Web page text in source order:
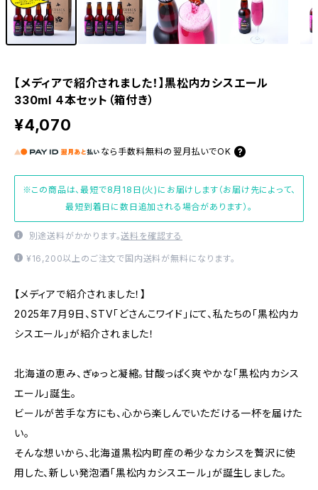
【メディアで紹介されました！】黒松内カシスエール
330ml ４本セット（箱付き）
¥4,070
なら 手数料無料の 翌月払いでOK
※この商品は、最短で8月18日(火)にお届けします（お届け先によって、
最短到着日に数日追加される場合があります）。
別途送料がかかります。送料を確認する
¥16,200以上のご注文で国内送料が無料になります。
【メディアで紹介されました！】
2025年7月9日、STV「どさんこワイド」にて、私たちの「黒松内カ
シスエール」が紹介されました！
北海道の恵み、ぎゅっと凝縮。甘酸っぱく爽やかな「黒松内カシス
エール」誕生。
ビールが苦手な方にも、心から楽しんでいただける一杯を届けた
い。
そんな想いから、北海道黒松内町産の希少なカシスを贅沢に使
用した、新しい発泡酒「黒松内カシスエール」が誕生しました。